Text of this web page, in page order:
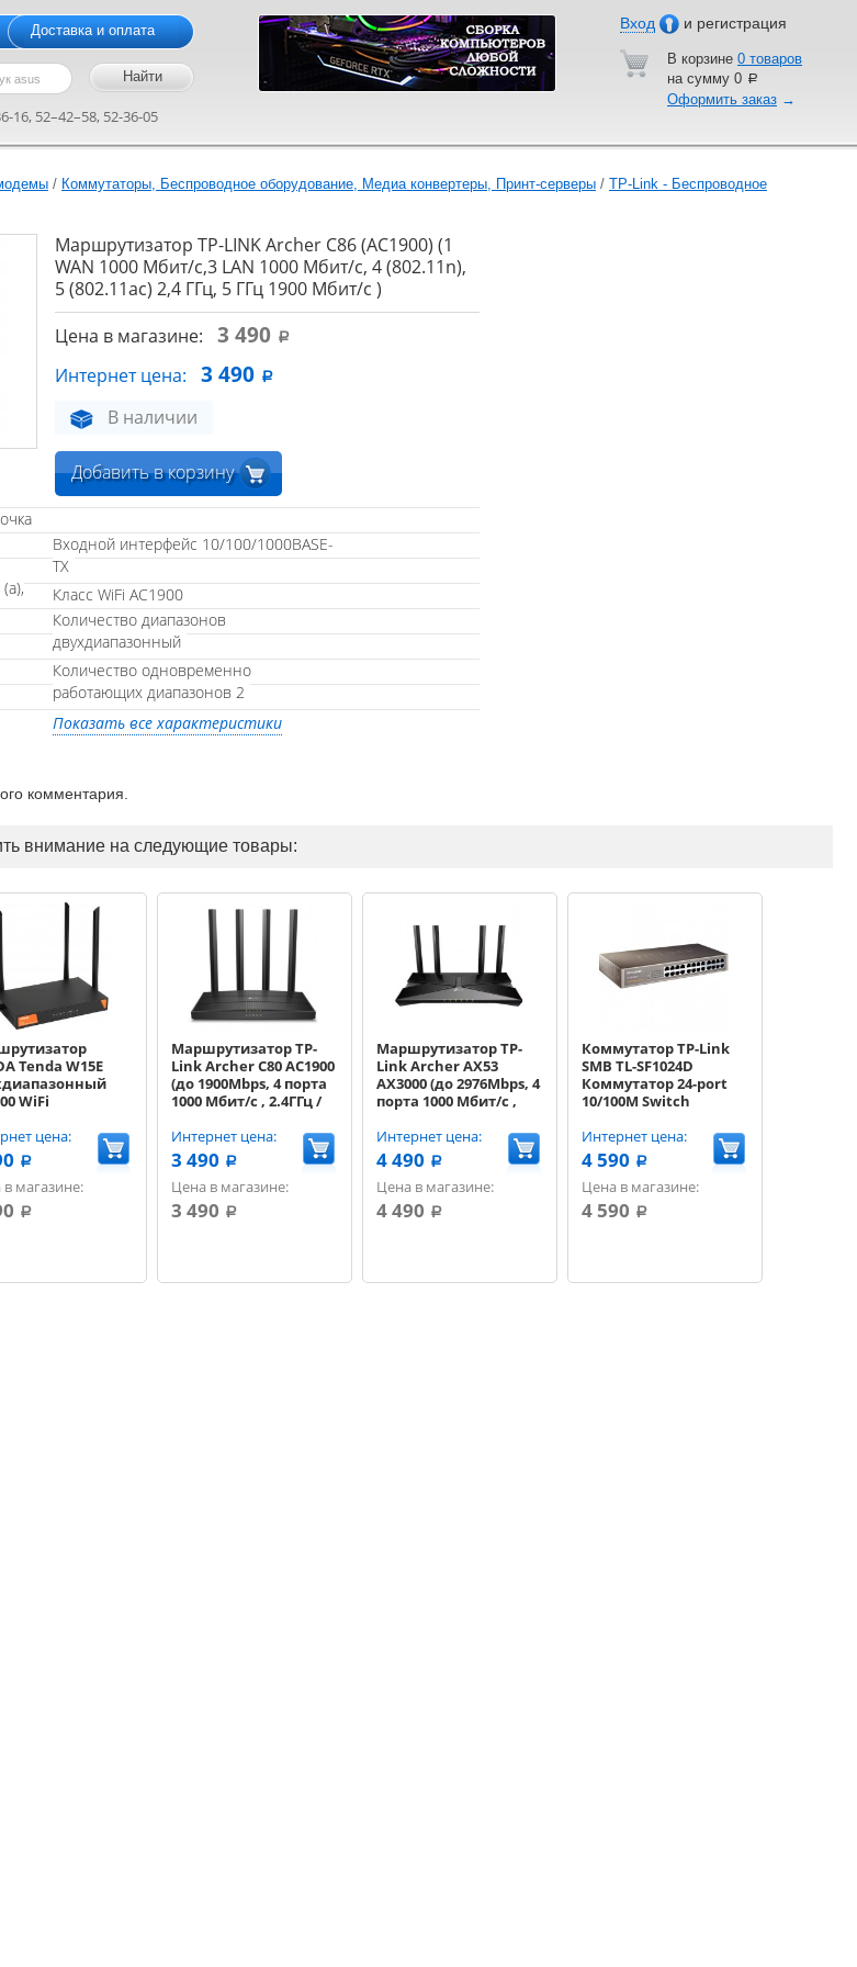
Вход и регистрация
В корзине 0 товаров
на сумму 0 a
Оформить заказ →
Доставка и оплата
16, 52–42–58, 52-36-05
/ Коммутаторы, Беспроводное оборудование, Медиа конвертеры, Принт-серверы / TP-Link - Беспроводное
Маршрутизатор TP-LINK Archer C86 (AC1900) (1
WAN 1000 Мбит/с,3 LAN 1000 Мбит/с, 4 (802.11n),
5 (802.11ac) 2,4 ГГц, 5 ГГц 1900 Мбит/с )
Цена в магазине:
3 490 a
Интернет цена: 3 490 a
В наличии
Добавить в корзину
Входной интерфейс 10/100/1000BASE-
TX
Класс WiFi AC1900
Количество диапазонов
двухдиапазонный
Количество одновременно
работающих диапазонов 2
Показать все характеристики
комментария.
внимание на следующие товары:
Tenda W15E
WiFi
1-4LAN),
цена:
a
магазине:
a
Маршрутизатор TP-
Link Archer C80 AC1900
(до 1900Mbps, 4 порта
1000 Мбит/с , 2.4ГГц /
антенны, 802.11
b/g/n/ac)
Интернет цена:
3 490 a
Цена в магазине:
3 490 a
Маршрутизатор TP-
Link Archer AX53
AX3000 (до 2976Mbps, 4
порта 1000 Мбит/с ,
съемные антенны,
802.11 b/g/n/ac Wi-Fi 6
(802.11ax) )
Интернет цена:
4 490 a
Цена в магазине:
4 490 a
Коммутатор TP-Link
SMB TL-SF1024D
Коммутатор 24-port
10/100M Switch
Интернет цена:
4 590 a
Цена в магазине:
4 590 a